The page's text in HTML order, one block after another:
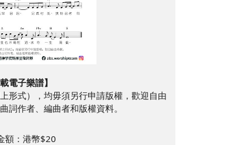
電子樂譜】
形式），均毋須另行申請版權，歡迎自由
詞作者、編曲者和版權資料。
額：港幣$20